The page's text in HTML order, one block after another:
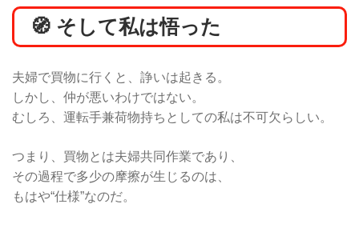
🧭 そして私は悟った
夫婦で買物に行くと、諍いは起きる。
しかし、仲が悪いわけではない。
むしろ、運転手兼荷物持ちとしての私は不可欠らしい。
つまり、買物とは夫婦共同作業であり、
その過程で多少の摩擦が生じるのは、
もはや“仕様”なのだ。